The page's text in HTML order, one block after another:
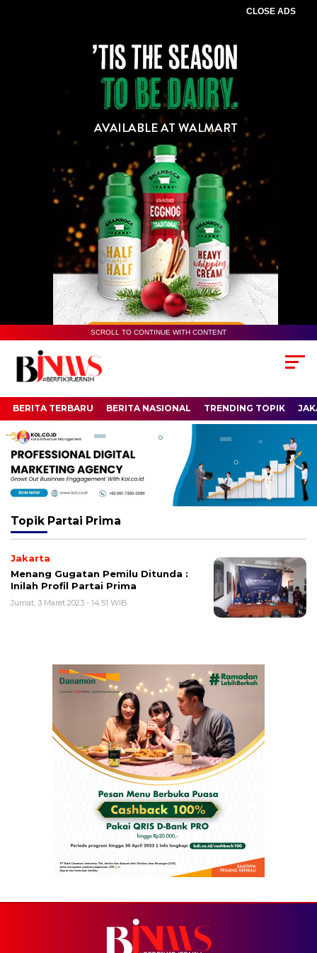
CLOSE ADS
SCROLL TO CONTINUE WITH CONTENT
BERITA TERBARU BERITA NASIONAL TRENDING TOPIK
Topik Partai Prima
Jakarta
Menang Gugatan Pemilu Ditunda :
Inilah Profil Partai Prima
Jumat, 3 Maret 2023 - 14:51 WIB